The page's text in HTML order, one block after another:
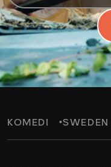
KOMEDI SWEDEN